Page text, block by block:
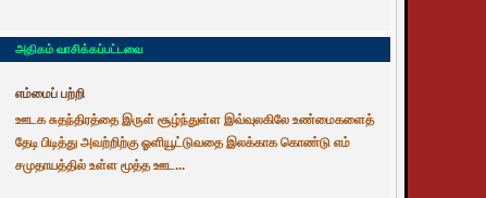
அதிகம் வாசிக்கப்பட்டவை
எம்மைப் பற்றி
ஊடக சுதந்திரத்தை இருள் சூழ்ந்துள்ள இவ்வுலகிலே உண்மைகளைத்
தேடி பிடித்து அவற்றிற்கு ஓளியூட்டுவதை இலக்காக கொண்டு எம்
சமுதாயத்தில் உள்ள மூத்த ஊட...